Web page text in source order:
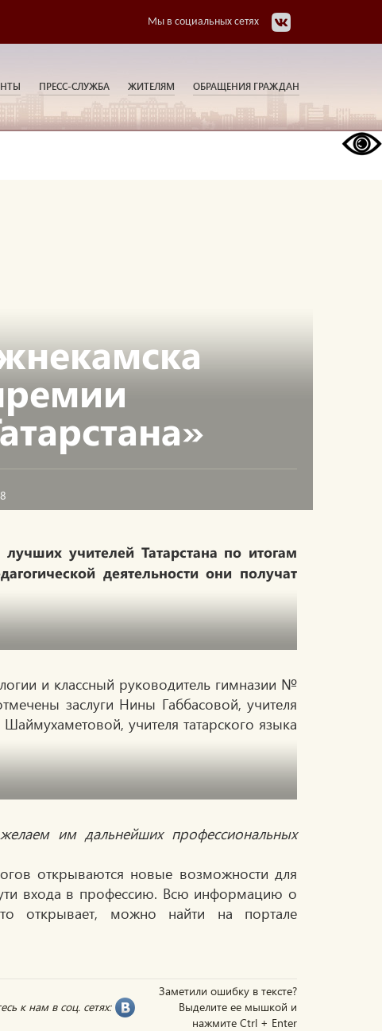
Мы в социальных сетях
ПРЕСС-СЛУЖБА ЖИТЕЛЯМ ОБРАЩЕНИЯ ГРАЖДАН
учителей Татарстана по итогам
деятельности они получат
и классный руководитель гимназии №
заслуги Нины Габбасовой, учителя
учителя татарского языка
им дальнейших профессиональных
открываются новые возможности для
входа в профессию. Всю информацию о
открывает, можно найти на портале
Заметили ошибку в тексте?
Выделите ее мышкой и
нажмите Ctrl + Enter
к нам в соц. сетях: